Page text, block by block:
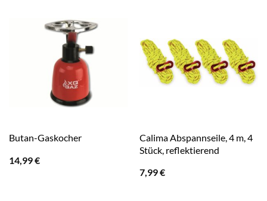
Butan-Gaskocher
14,99€
Calima Abspannseile, 4 m, 4
Stück, reflektierend
7,99€